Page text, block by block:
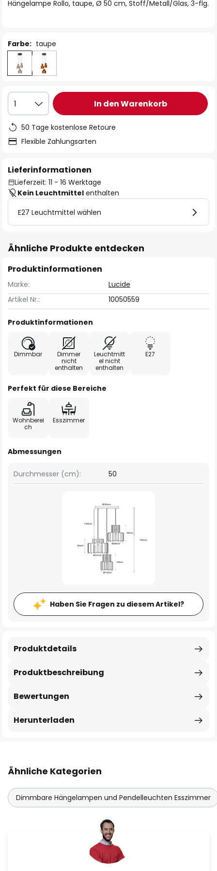
Hängelampe Rollo, taupe, Ø 50 cm, Stoff/Metall/Glas, 3-flg.
Farbe: taupe
1 In den Warenkorb
50 Tage kostenlose Retoure
Flexible Zahlungsarten
Lieferinformationen
Lieferzeit: 11 - 16 Werktage
Kein Leuchtmittel enthalten
E27 Leuchtmittel wählen
Ähnliche Produkte entdecken
Produktinformationen
Marke:
Lucide
Artikel Nr.:
10050559
Produktinformationen
Dimmbar
Dimmer
nicht
enthalten
Leuchtmitt
el nicht
enthalten
E27
Perfekt für diese Bereiche
Wohnberei
ch
Esszimmer
Abmessungen
Durchmesser (cm): 50
Haben Sie Fragen zu diesem Artikel?
Produktbeschreibung
Produktdetails
Bewertungen
Herunterladen
Ähnliche Kategorien
Dimmbare Hängelampen und Pendelleuchten Esszimmer